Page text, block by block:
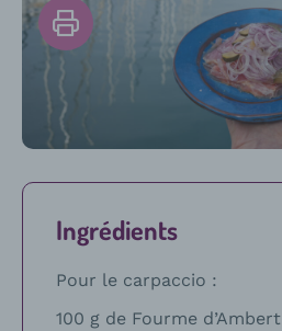
Imprimer
la
recette
Ingrédients
Pour le carpaccio :
100 g de Fourme d’Ambert